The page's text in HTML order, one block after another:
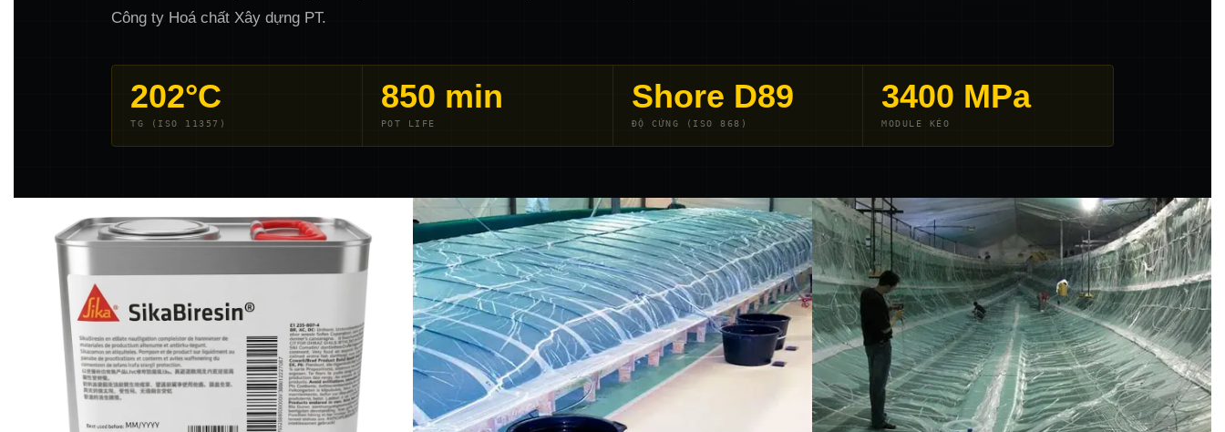
Công ty Hoá chất Xây dựng PT.
202°C
TG (ISO 11357)
850 min
POT LIFE
Shore D89
ĐỘ CỨNG (ISO 868)
3400 MPa
MODULE KÉO